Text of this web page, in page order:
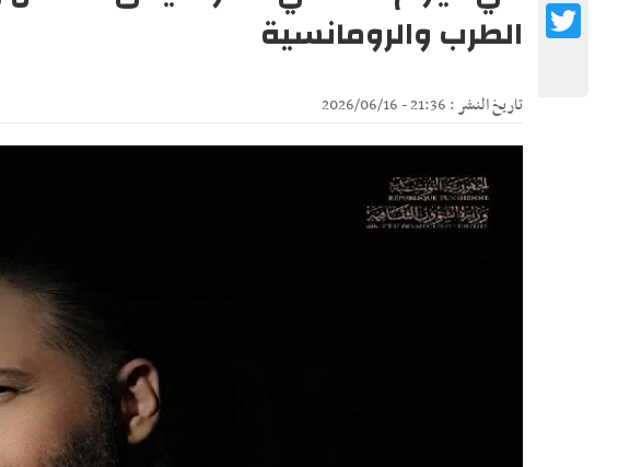
الطرب والرومانسية
تاريخ النشر : 21:36 - 2026/06/16
Twitter